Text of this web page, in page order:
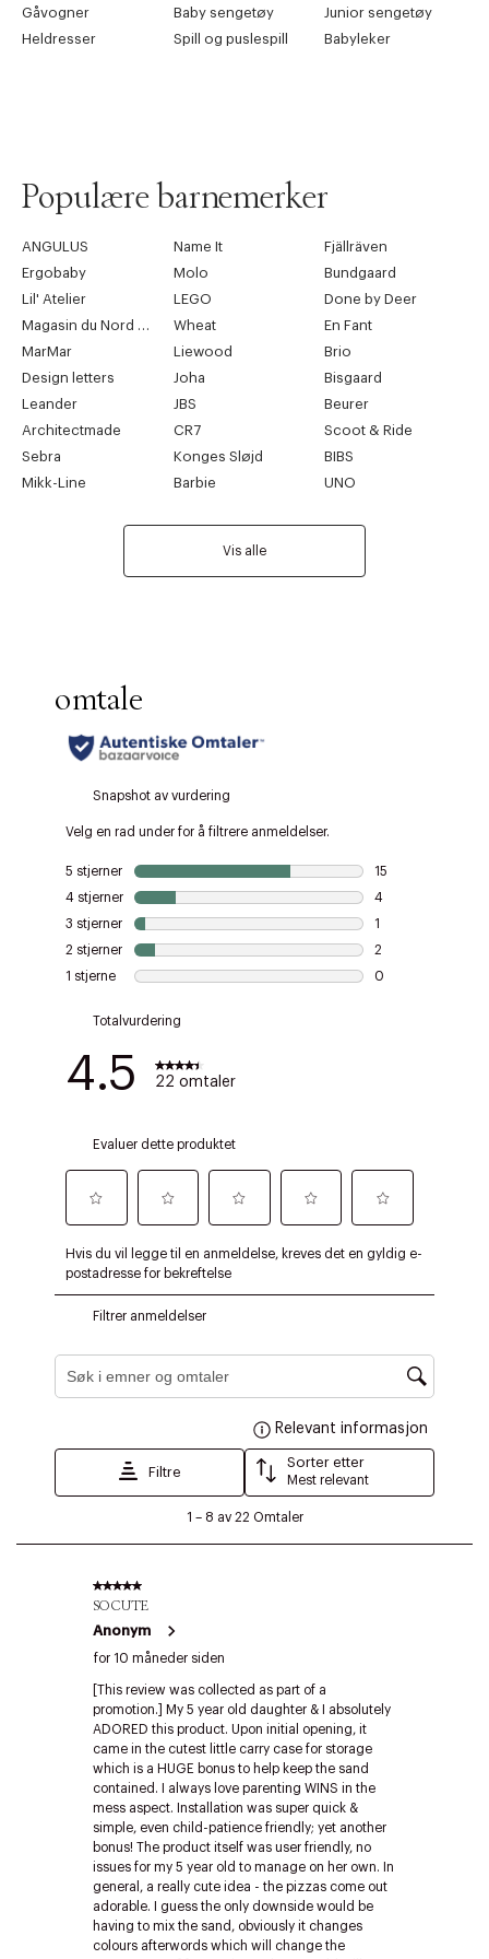
Gåvogner Baby sengetøy
Junior sengetøy
Heldresser
Spill og puslespill Babyleker
Populære barnemerker
ANGULUS Name It
Fjällräven
Ergobaby
Molo
Bundgaard
Lil' Atelier
LEGO
Done by Deer
Wheat
En Fant
MarMar
Liewood
Brio
Design letters
Joha
Bisgaard
Leander
JBS
Beurer
Architectmade
CR7
Scoot & Ride
Sebra
Konges Sløjd
BIBS
Mikk-Line
Barbie UNO
Vis alle